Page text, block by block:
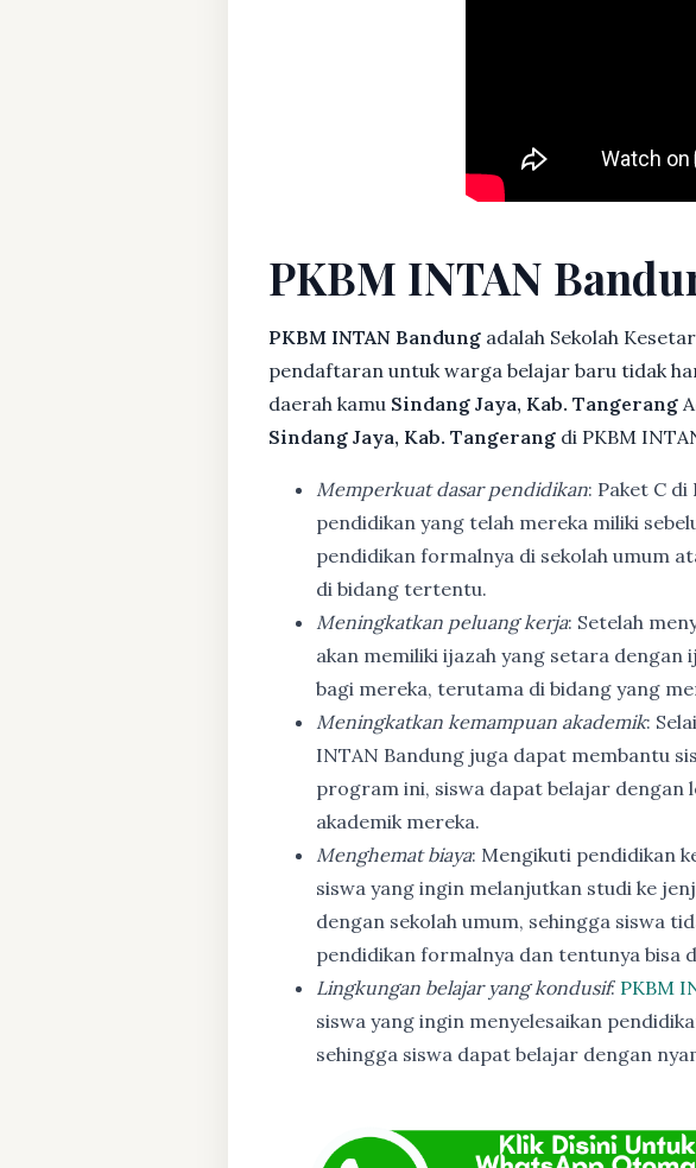
PKBM INTAN
PKBM INTAN Bandung adalah Sekolah
pendaftaran untuk warga belajar baru tidak
daerah kamu Sindang Jaya, Kab. Tangerang
Sindang Jaya, Kab. Tangerang di PKBM
Memperkuat dasar pendidikan: Paket C
pendidikan yang telah mereka miliki
pendidikan formalnya di sekolah umum
di bidang tertentu.
Meningkatkan peluang kerja: Setelah
akan memiliki ijazah yang setara dengan
bagi mereka, terutama di bidang yang
Meningkatkan kemampuan akademik:
INTAN Bandung juga dapat membantu
program ini, siswa dapat belajar dengan
akademik mereka.
Menghemat biaya: Mengikuti pendidikan
siswa yang ingin melanjutkan studi ke
dengan sekolah umum, sehingga siswa
pendidikan formalnya dan tentunya bisa
Lingkungan belajar yang kondusif: PKBM
siswa yang ingin menyelesaikan
sehingga siswa dapat belajar dengan